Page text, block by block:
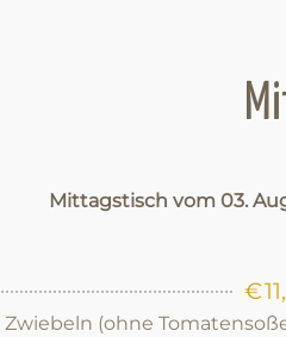
Mittagstisch vom 03.
€
(ohne